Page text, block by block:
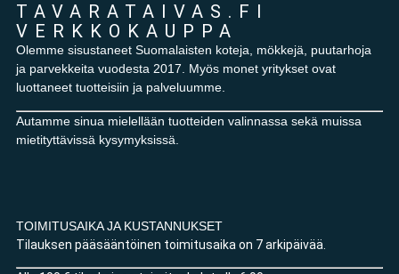
TAVARATAIVAS.FI
VERKKOKAUPPA
Olemme sisustaneet Suomalaisten koteja, mökkejä, puutarhoja
ja parvekkeita vuodesta 2017. Myös monet yritykset ovat
luottaneet tuotteisiin ja palveluumme.
Autamme sinua mielellään tuotteiden valinnassa sekä muissa
mietityttävissä kysymyksissä.
TOIMITUSAIKA JA KUSTANNUKSET
Tilauksen pääsääntöinen toimitusaika on 7 arkipäivää.